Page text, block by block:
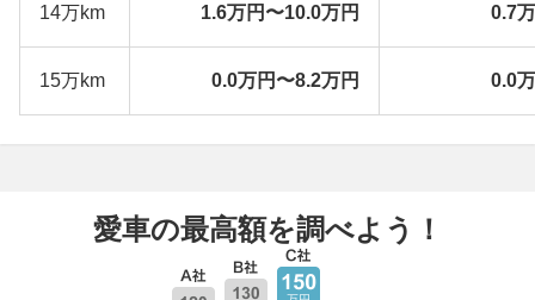
14万km 1.6万円〜10.0万円 0.7
15万km 0.0万円〜8.2万円 0.0
愛車の最高額を調べよう！